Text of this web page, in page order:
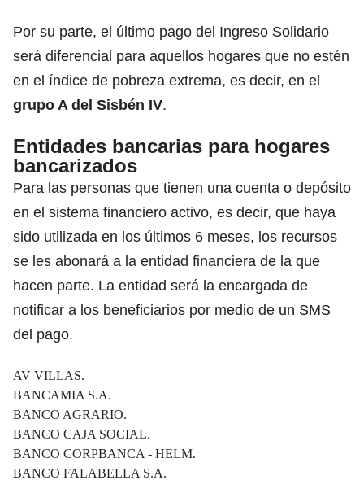
Por su parte, el último pago del Ingreso Solidario
será diferencial para aquellos hogares que no estén
en el índice de pobreza extrema, es decir, en el
grupo A del Sisbén IV.
Entidades bancarias para hogares
bancarizados
Para las personas que tienen una cuenta o depósito
en el sistema financiero activo, es decir, que haya
sido utilizada en los últimos 6 meses, los recursos
se les abonará a la entidad financiera de la que
hacen parte. La entidad será la encargada de
notificar a los beneficiarios por medio de un SMS
del pago.
AV VILLAS.
BANCAMIA S.A.
BANCO AGRARIO.
BANCO CAJA SOCIAL.
BANCO CORPBANCA - HELM.
BANCO FALABELLA S.A.